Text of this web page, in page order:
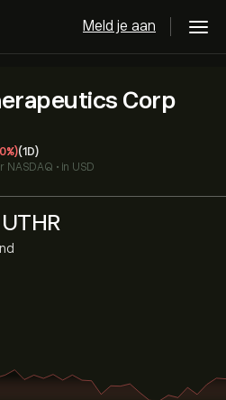
Meld je aan
Corp
(1D)
NASDAQ • in USD